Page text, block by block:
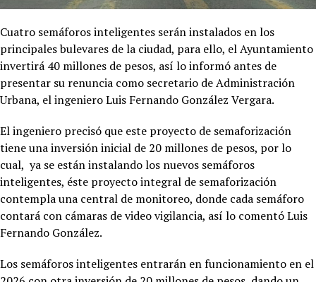
Cuatro semáforos inteligentes serán instalados en los
principales bulevares de la ciudad, para ello, el Ayuntamiento
invertirá 40 millones de pesos, así lo informó antes de
presentar su renuncia como secretario de Administración
Urbana, el ingeniero Luis Fernando González Vergara.
El ingeniero precisó que este proyecto de semaforización
tiene una inversión inicial de 20 millones de pesos, por lo
cual, ya se están instalando los nuevos semáforos
inteligentes, éste proyecto integral de semaforización
contempla una central de monitoreo, donde cada semáforo
contará con cámaras de video vigilancia, así lo comentó Luis
Fernando González.
Los semáforos inteligentes entrarán en funcionamiento en el